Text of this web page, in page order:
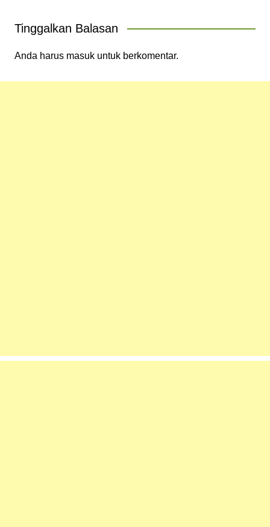
Tinggalkan Balasan
Anda harus masukuntuk berkomentar.